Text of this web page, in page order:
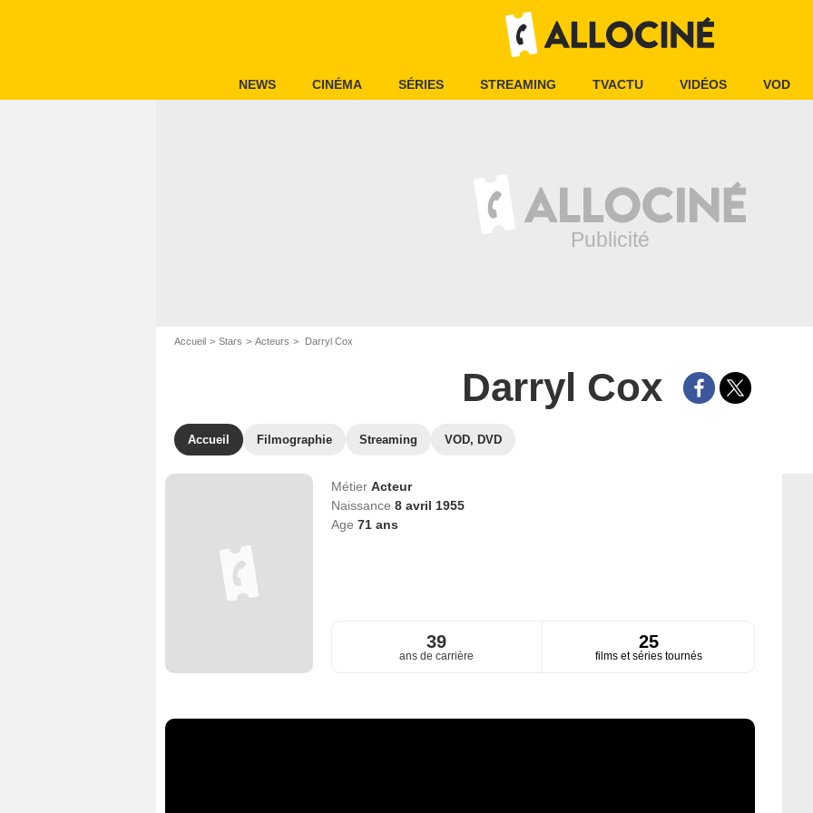
NEWS CINÉMA SÉRIES STREAMING TVACTU VIDÉOS VOD
Accueil Stars Acteurs Darryl Cox
Darryl Cox
Accueil Filmographie Streaming VOD, DVD
Métier Acteur
Naissance 8 avril 1955
Age 71ans
39
ans de carrière
25
films et séries tournés